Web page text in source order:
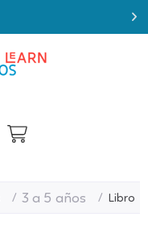
/ 3 a 5 años / Libro